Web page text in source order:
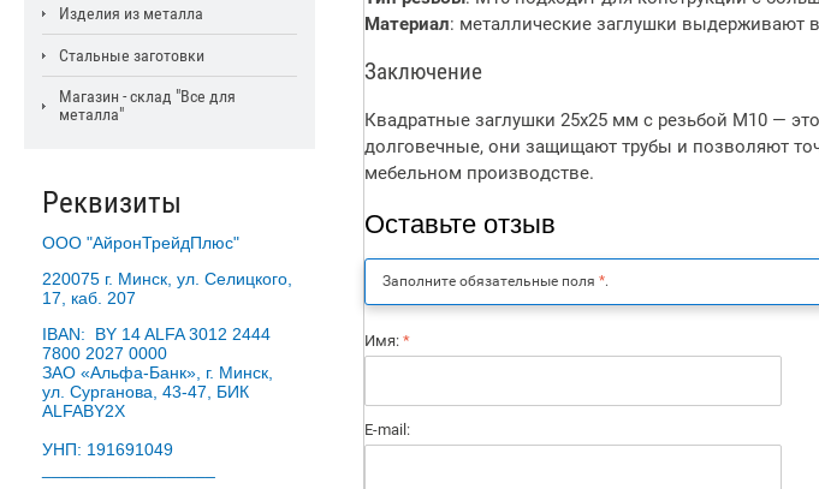
Изделия из металла
Стальные заготовки
Магазин - склад "Все для
металла"
Реквизиты
ООО "АйронТрейдПлюс"
220075 г. Минск, ул. Селицкого,
17, каб. 207
IBAN: BY 14 ALFA 3012 2444
7800 2027 0000
ЗАО «Альфа-Банк», г. Минск,
ул. Сурганова, 43-47, БИК
ALFABY2X
УНП: 191691049
Материал: металлические заглушки выдерживают
Заключение
Квадратные заглушки 25х25 мм с резьбой М10 —
долговечные, они защищают трубы и позволяют
мебельном производстве.
Оставьте отзыв
Заполните обязательные поля *.
Имя: *
E-mail: